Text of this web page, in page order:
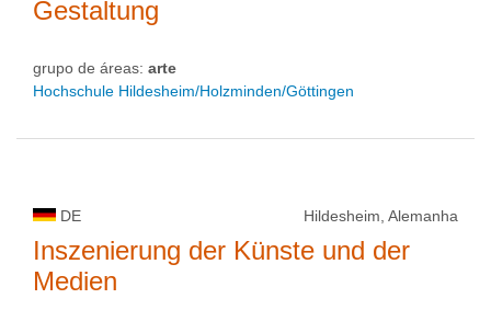
Gestaltung
grupo de áreas: arte
Hochschule Hildesheim/Holzminden/Göttingen
DE Hildesheim, Alemanha
Inszenierung der Künste und der
Medien